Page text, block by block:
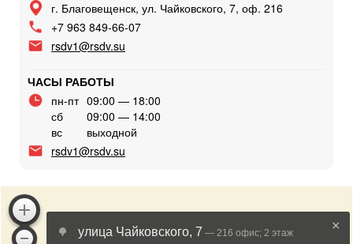
г. Благовещенск, ул. Чайковского, 7, оф. 216
+7 963 849-66-07
rsdv1@rsdv.su
ЧАСЫ РАБОТЫ
пн-пт 09:00 — 18:00
сб
09:00 — 14:00
вс
выходной
rsdv1@rsdv.su